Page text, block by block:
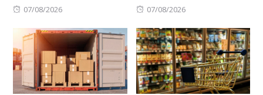
Posted
07/08/2026
Posted
07/08/2026